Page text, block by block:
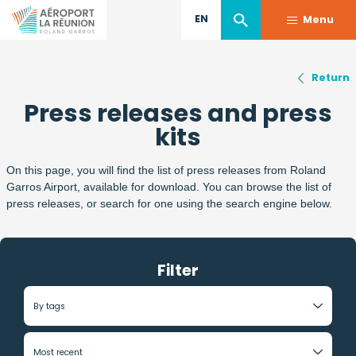
main
content
EN Menu
Press releases and press
kits
Return
On this page, you will find the list of press releases from Roland
Garros Airport, available for download. You can browse the list of
press releases, or search for one using the search engine below.
Filter